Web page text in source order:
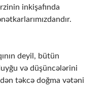
inkişafında
deyil, bütün
və düşüncələrini
təkcə doğma vətəni